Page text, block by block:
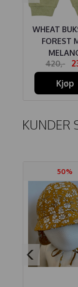
WHEAT
FOREST
420,-
Kjøp
KUNDER
50%